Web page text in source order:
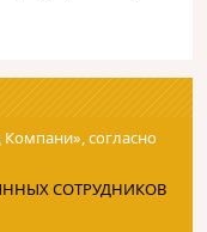
согласно
СОТРУДНИКОВ